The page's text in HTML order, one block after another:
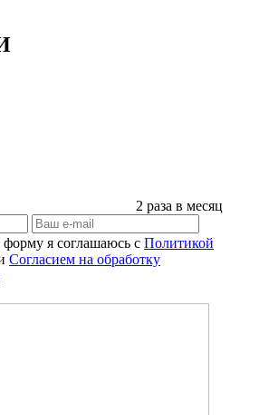
2 раза в месяц
я соглашаюсь с Политикой
Согласием на обработку